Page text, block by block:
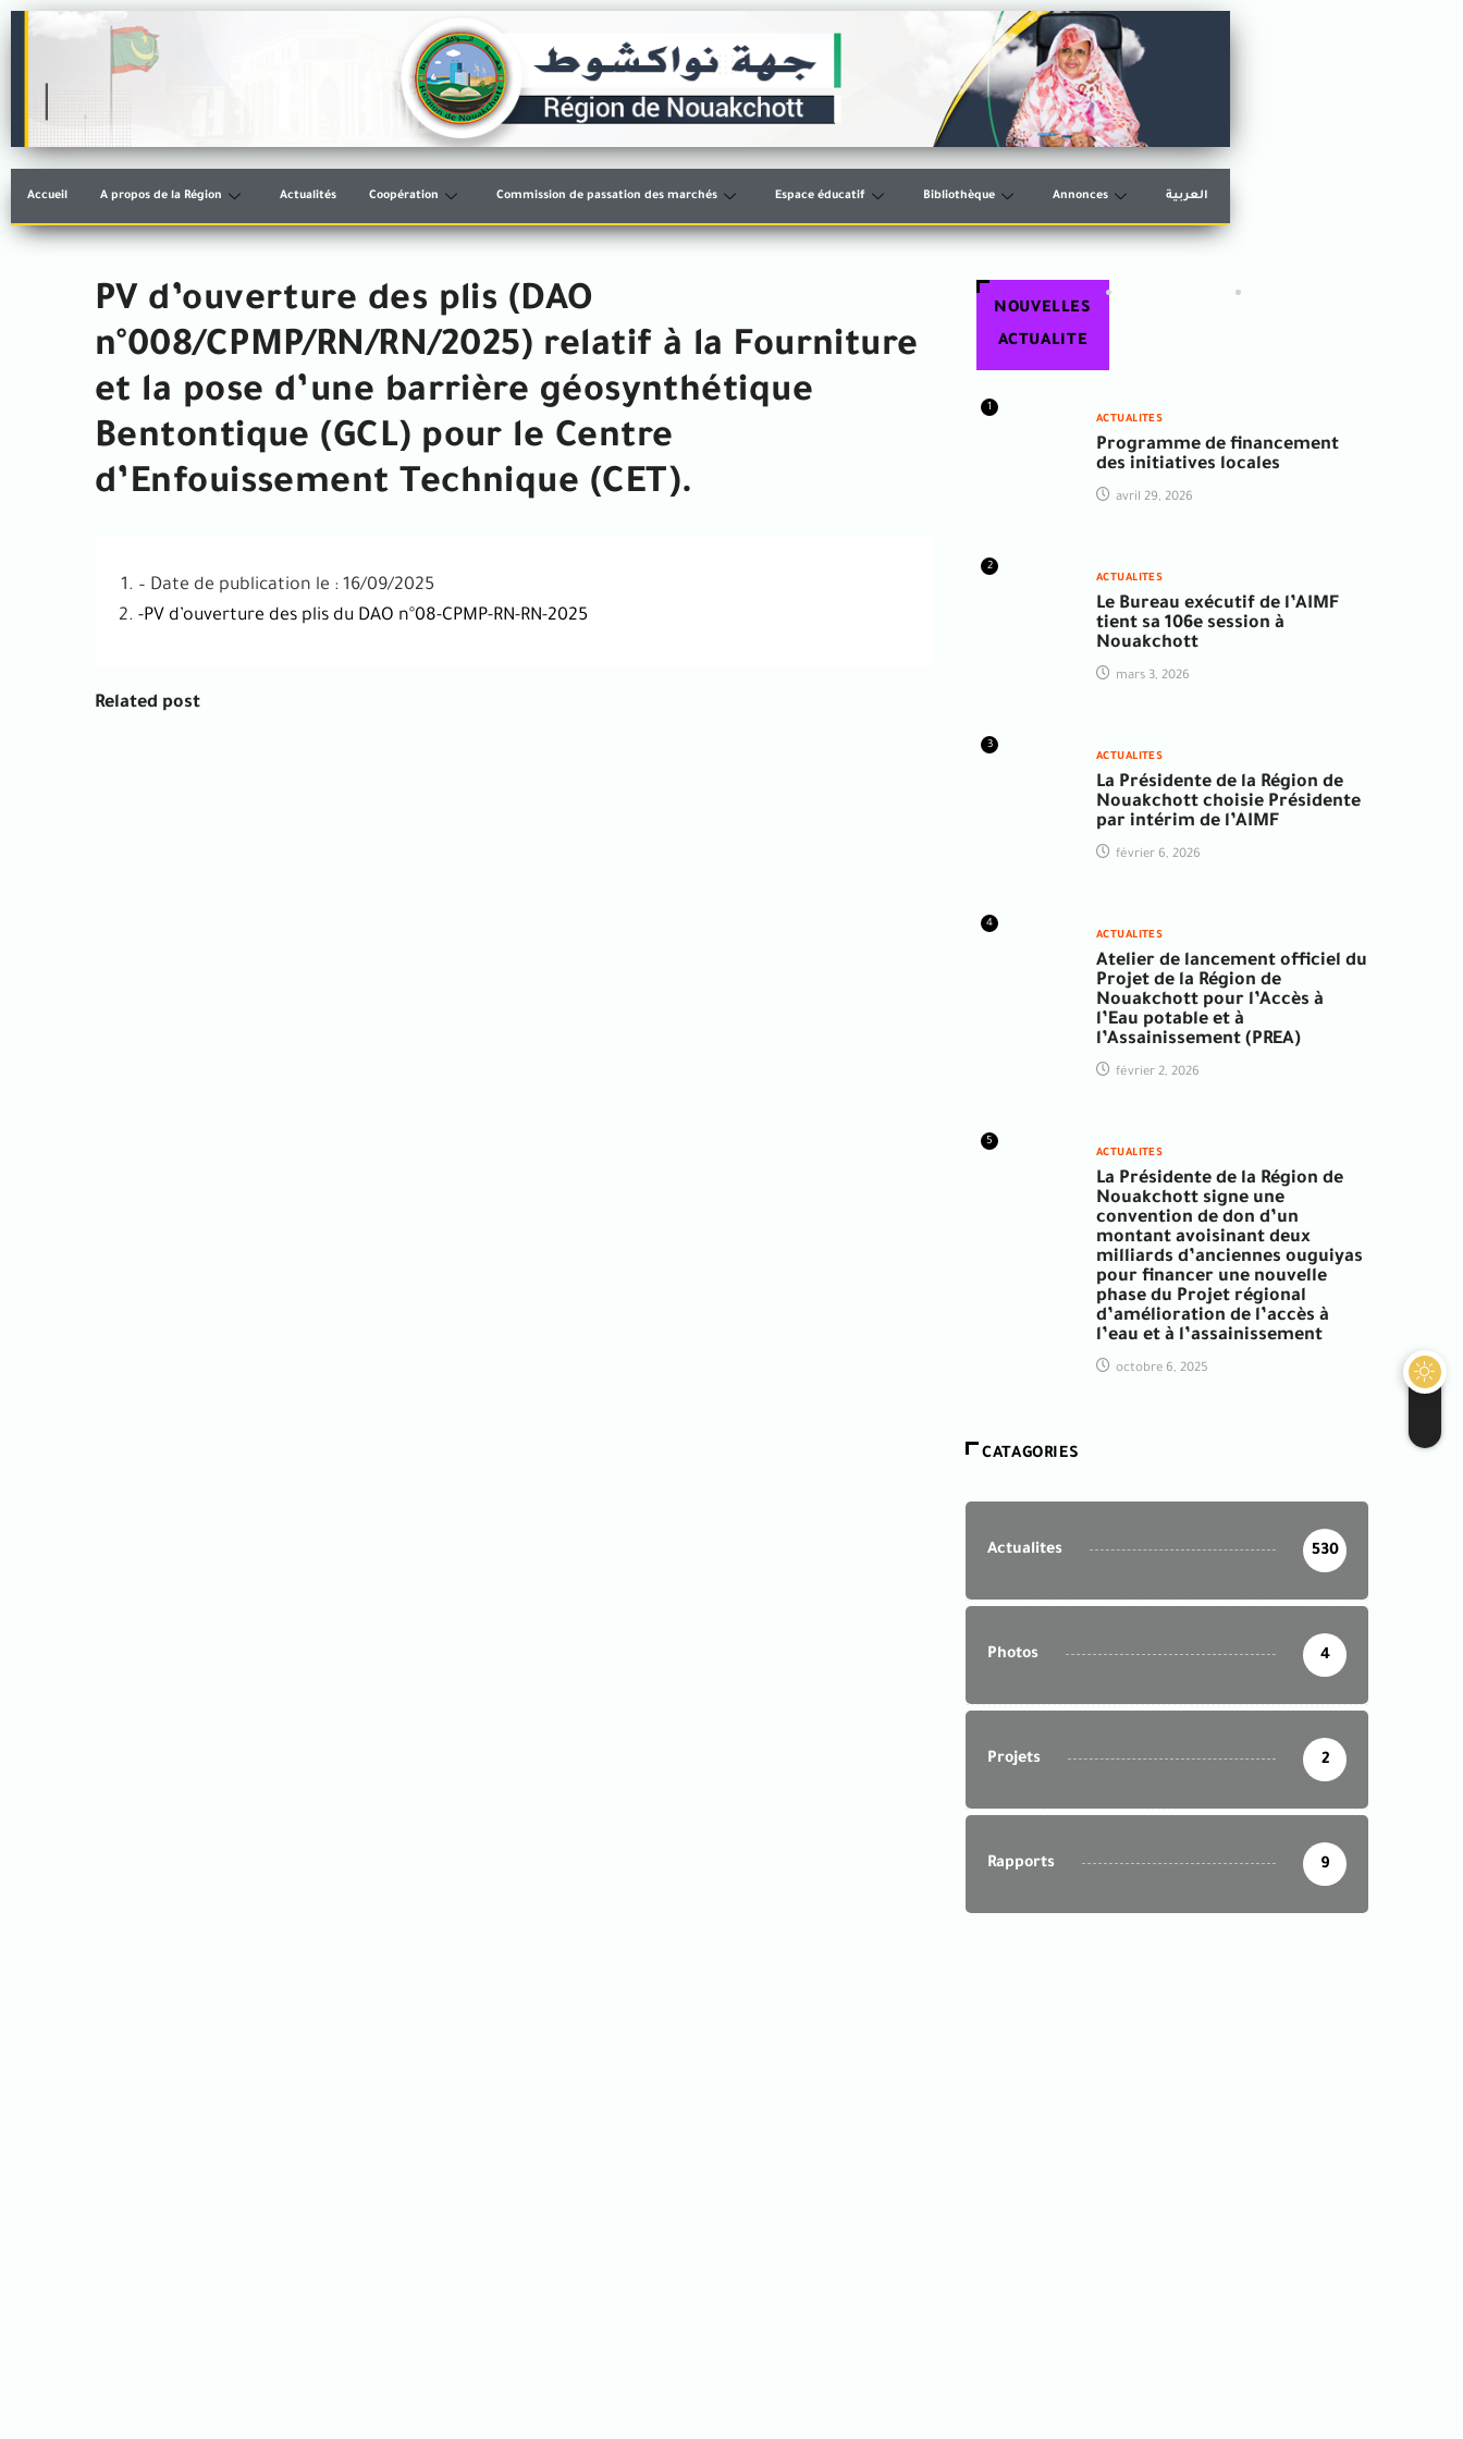
Accueil A propos de la Région Actualités Coopération Commission de passation des marchés Espace éducatif Bibliothèque Annonces العربية
PV d’ouverture des plis (DAO
n°008/CPMP/RN/RN/2025) relatif à la Fourniture
et la pose d’une barrière géosynthétique
Bentontique (GCL) pour le Centre
d’Enfouissement Technique (CET).
– Date de publication le : 16/09/2025
-PV d’ouverture des plis du DAO n°08-CPMP-RN-RN-2025
Related post
NOUVELLES
ACTUALITE
1
ACTUALITES
Programme de financement
des initiatives locales
avril 29, 2026
2
ACTUALITES
Le Bureau exécutif de l’AIMF
tient sa 106e session à
Nouakchott
mars 3, 2026
3
ACTUALITES
La Présidente de la Région de
Nouakchott choisie Présidente
par intérim de l’AIMF
février 6, 2026
4
ACTUALITES
Atelier de lancement officiel du
Projet de la Région de
Nouakchott pour l’Accès à
l’Eau potable et à
l’Assainissement (PREA)
février 2, 2026
5
ACTUALITES
La Présidente de la Région de
Nouakchott signe une
convention de don d’un
montant avoisinant deux
milliards d’anciennes ouguiyas
pour financer une nouvelle
phase du Projet régional
d’amélioration de l’accès à
l’eau et à l’assainissement
octobre 6, 2025
CATAGORIES
Actualites 530
Photos 4
Projets 2
Rapports 9